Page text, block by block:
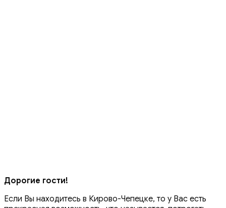
Дорогие гости!
Если Вы находитесь в Кирово-Чепецке, то у Вас есть